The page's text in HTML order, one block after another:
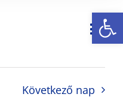
Nap
Következő nap